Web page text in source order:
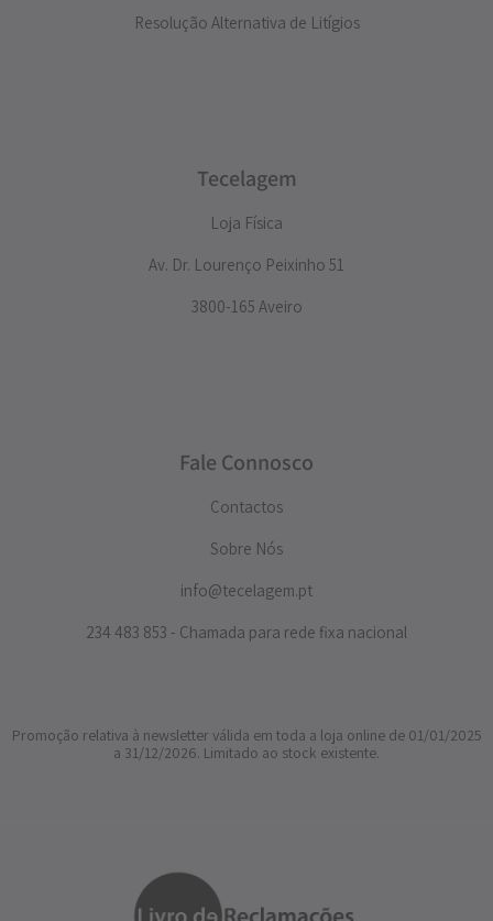
Resolução Alternativa de Litígios
Tecelagem
Loja Física
Av. Dr. Lourenço Peixinho 51
3800-165 Aveiro
Fale Connosco
Contactos
Sobre Nós
info@tecelagem.pt
234 483 853 - Chamada para rede fixa nacional
Promoção relativa à newsletter válida em toda a loja online de 01/01/2025
a 31/12/2026. Limitado ao stock existente.